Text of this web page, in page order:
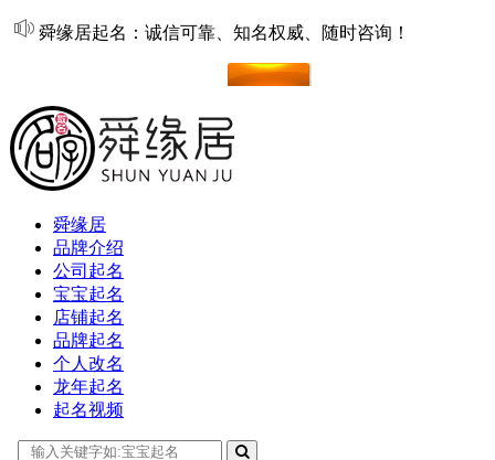
舜缘居起名：诚信可靠、知名权威、随时咨询！
舜缘居
品牌介绍
公司起名
宝宝起名
店铺起名
品牌起名
个人改名
龙年起名
起名视频